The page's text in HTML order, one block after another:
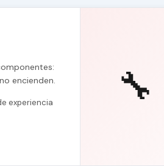
encienden.
experiencia 🔧